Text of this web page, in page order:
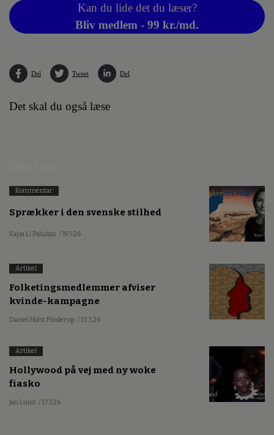
Kan du lide det du læser?
Bliv medlem - 99 kr./md.
Del Tweet Del
Det skal du også læse
Kommentar
Sprækker i den svenske stilhed
Kajsa Li Paludan / 19.5.26
Artikel
Folketingsmedlemmer afviser
kvinde-kampagne
Daniel Holst Pinderup / 13.5.26
Artikel
Hollywood på vej med ny woke
fiasko
Jan Lund / 17.5.26